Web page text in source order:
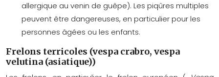
allergique au venin de guêpe). Les piqûres multiples
peuvent être dangereuses, en particulier pour les
personnes âgées ou les enfants.
Frelons terricoles (vespa crabro, vespa
velutina (asiatique))